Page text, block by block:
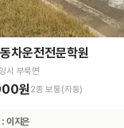
차운전전문학원
시 부북면
원 2종 보통(자동)
: 이지은